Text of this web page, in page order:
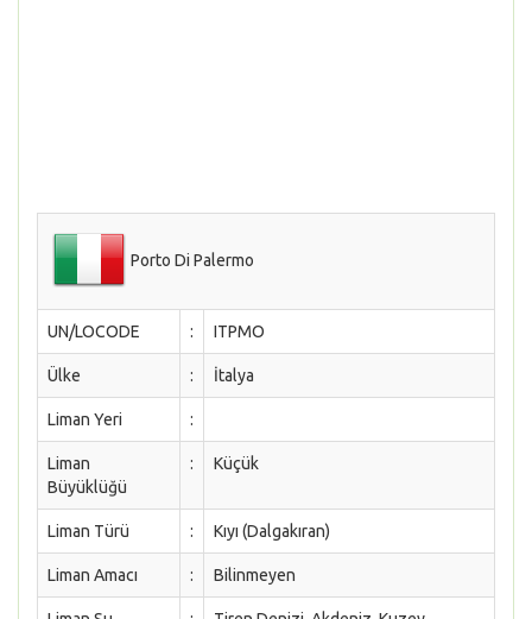
Porto Di Palermo
UN/LOCODE : ITPMO
Ülke : İtalya
Liman Yeri :
Liman
Büyüklüğü
: Küçük
Liman Türü : Kıyı (Dalgakıran)
Liman Amacı : Bilinmeyen